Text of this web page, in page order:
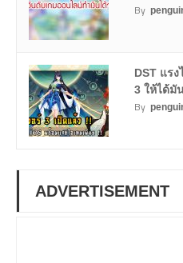
By
DST แร
3 ให้ได้มั
By
ADVERTISEMENT